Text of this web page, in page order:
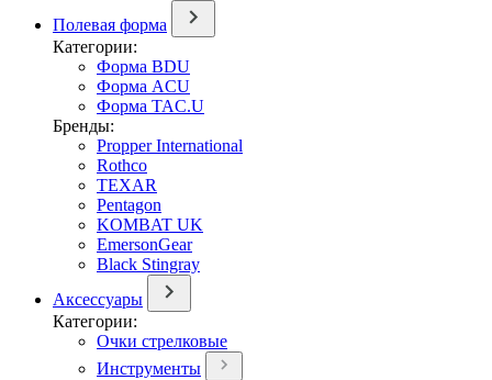
Полевая форма
Категории:
Форма BDU
Форма ACU
Форма TAC.U
Бренды:
Propper International
Rothco
TEXAR
Pentagon
KOMBAT UK
EmersonGear
Black Stingray
Аксессуары
Категории:
Очки стрелковые
Инструменты